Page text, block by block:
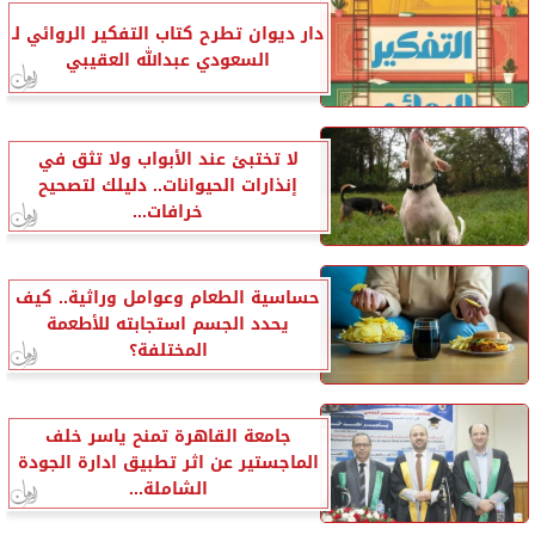
دار ديوان تطرح كتاب التفكير الروائي لـ
السعودي عبدالله العقيبي
لا تختبئ عند الأبواب ولا تثق في
إنذارات الحيوانات.. دليلك لتصحيح
خرافات...
حساسية الطعام وعوامل وراثية.. كيف
يحدد الجسم استجابته للأطعمة
المختلفة؟
جامعة القاهرة تمنح ياسر خلف
الماجستير عن اثر تطبيق ادارة الجودة
الشاملة...